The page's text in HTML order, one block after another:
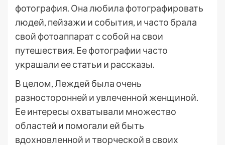
фотография. Она любила фотографировать
людей, пейзажи и события, и часто брала
свой фотоаппарат с собой на свои
путешествия. Ее фотографии часто
украшали ее статьи и рассказы.
В целом, Леждей была очень
разносторонней и увлеченной женщиной.
Ее интересы охватывали множество
областей и помогали ей быть
вдохновленной и творческой в своих